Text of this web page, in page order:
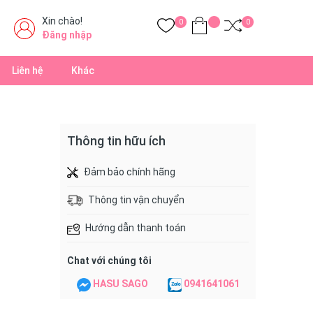
Xin chào!
Đăng nhập
0 0
Liên hệ Khác
Thông tin hữu ích
Đảm bảo chính hãng
Thông tin vận chuyển
Hướng dẫn thanh toán
Chat với chúng tôi
HASU SAGO 0941641061